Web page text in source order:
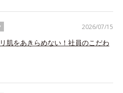
肌をあきらめない！社員のこだわ
2026/07/15